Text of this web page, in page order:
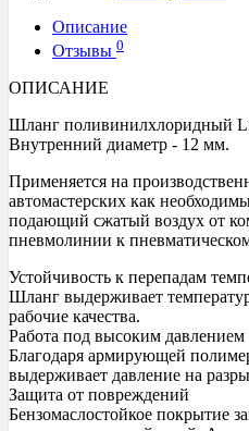
Описание
Отзывы 0
ОПИСАНИЕ
Шланг поливинилхлоридный
Внутренний диаметр - 12 мм.
Применяется на
автомастерских как
подающий сжатый воздух от
пневмолинии к
Устойчивость к перепадам
Шланг выдерживает
рабочие качества.
Работа под высоким давлением
Благодаря армирующей
выдерживает давление на
Защита от повреждений
Бензомаслостойкое покрытие